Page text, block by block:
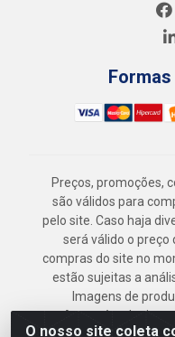
O nosso site coleta
Preços, promoções,
são válidos para
pelo site. Caso haja
será válido o preço
compras do site no
estão sujeitas a
Imagens de
Armazém